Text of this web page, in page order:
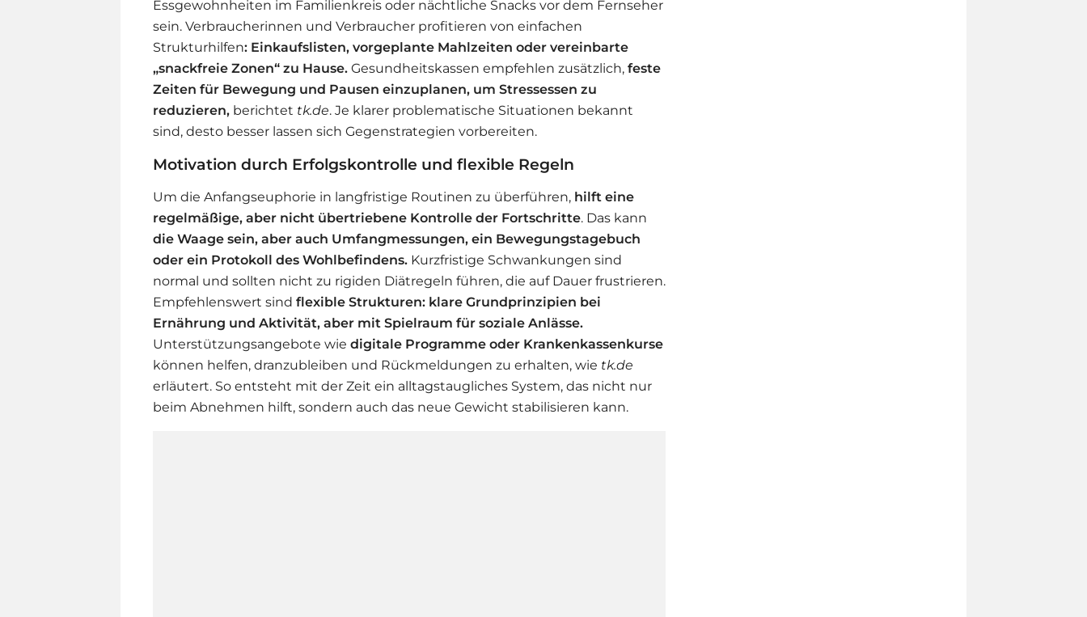
Essgewohnheiten im Familienkreis oder nächtliche Snacks vor dem Fernseher
sein. Verbraucherinnen und Verbraucher profitieren von einfachen
Strukturhilfen: Einkaufslisten, vorgeplante Mahlzeiten oder vereinbarte
„snackfreie Zonen“ zu Hause. Gesundheitskassen empfehlen zusätzlich, feste
Zeiten für Bewegung und Pausen einzuplanen, um Stressessen zu
reduzieren, berichtet tk.de. Je klarer problematische Situationen bekannt
sind, desto besser lassen sich Gegenstrategien vorbereiten.
Motivation durch Erfolgskontrolle und flexible Regeln
Um die Anfangseuphorie in langfristige Routinen zu überführen, hilft eine
regelmäßige, aber nicht übertriebene Kontrolle der Fortschritte. Das kann
die Waage sein, aber auch Umfangmessungen, ein Bewegungstagebuch
oder ein Protokoll des Wohlbefindens. Kurzfristige Schwankungen sind
normal und sollten nicht zu rigiden Diätregeln führen, die auf Dauer frustrieren.
Empfehlenswert sind flexible Strukturen: klare Grundprinzipien bei
Ernährung und Aktivität, aber mit Spielraum für soziale Anlässe.
Unterstützungsangebote wie digitale Programme oder Krankenkassenkurse
können helfen, dranzubleiben und Rückmeldungen zu erhalten, wie tk.de
erläutert. So entsteht mit der Zeit ein alltagstaugliches System, das nicht nur
beim Abnehmen hilft, sondern auch das neue Gewicht stabilisieren kann.